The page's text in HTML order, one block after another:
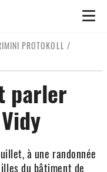
Toggle
PROTOKOLL /
parler
à une randonnée
du bâtiment de